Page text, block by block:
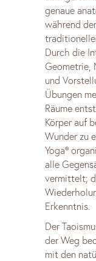
genaue
während
Durch die
Geometrie,
und
Übungen
Räume
Körper auf
Wunder zu
Yoga®
alle
vermittelt;
Erkenntnis.
Der
der Weg
mit den